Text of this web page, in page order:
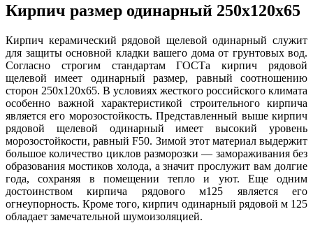
Кирпич размер одинарный 250х120х65
Кирпич керамический рядовой щелевой одинарный служит
для защиты основной кладки вашего дома от грунтовых вод.
Согласно строгим стандартам ГОСТа кирпич рядовой
щелевой имеет одинарный размер, равный соотношению
сторон 250х120х65. В условиях жесткого российского климата
особенно важной характеристикой строительного кирпича
является его морозостойкость. Представленный выше кирпич
рядовой щелевой одинарный имеет высокий уровень
морозостойкости, равный F50. Зимой этот материал выдержит
большое количество циклов разморозки — замораживания без
образования мостиков холода, а значит прослужит вам долгие
года, сохраняя в помещении тепло и уют. Еще одним
достоинством кирпича рядового м125 является его
огнеупорность. Кроме того, кирпич одинарный рядовой м 125
обладает замечательной шумоизоляцией.